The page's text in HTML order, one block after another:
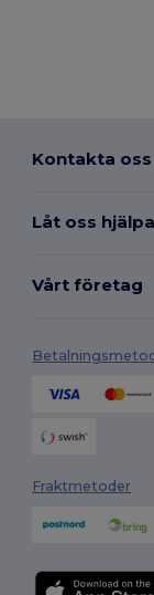
Kontakta oss
Låt oss hjälpa
Vårt företag
Fraktmetoder